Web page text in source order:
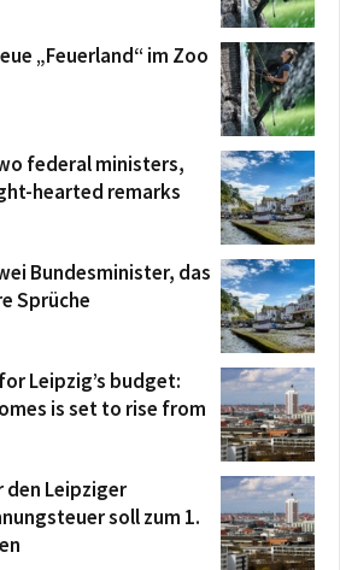
„Feuerland“ im Zoo
federal ministers,
hearted remarks
Bundesminister, das
Sprüche
Leipzig’s budget:
is set to rise from
den Leipziger
soll zum 1.